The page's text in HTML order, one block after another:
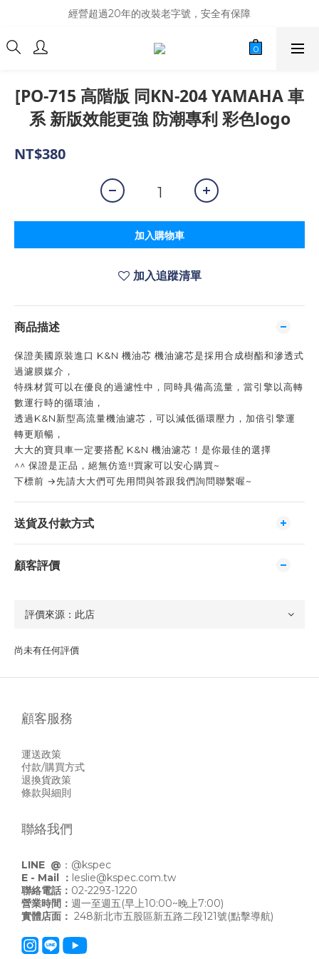
商品庫存變動快速，難免庫存不同步，建議購買之前先詢問貨況
經營超過20年的改裝老字號，安全有保障
商品庫存變動快速，難免庫存不同步，建議購買之前先詢問貨況
[PO-715 高階版 同KN-204 YAMAHA 車
系 新版效能更強 防潮專利 彩色logo
NT$380
加入購物車
加入追蹤清單
商品描述
保證美國原裝進口 K&N 機油芯 機油濾芯是採用合成樹酯和滲透式
過濾膜媒介，
特殊材質可以在優良的過濾性中，同時具備高流量，當引擎以高轉
數運行時的循環油，
透過K&N新型高流量機油濾芯，可以減低循環壓力，加倍引擎運
轉更順暢，
大大的寶貝車一定要搭配 K&N 機油濾芯！是你最佳的選擇
^^ 保證是正品，絕無仿造!!買家可以安心購買~
下標前 →先請大大們可先用問與答跟我們詢問聯繫喔~
送貨及付款方式
顧客評價
尚未有任何評價
顧客服務
運送政策
付款/購買方式
退換貨政策
條款與細則
聯絡我們
LINE @ ： @kspec
E - Mail ： leslie@kspec.com.tw
聯絡電話： 02-2293-1220
營業時間： 週一至週五(早上10:00~晚上7:00)
實體店面： 248新北市五股區新五路二段121號(點擊導航)